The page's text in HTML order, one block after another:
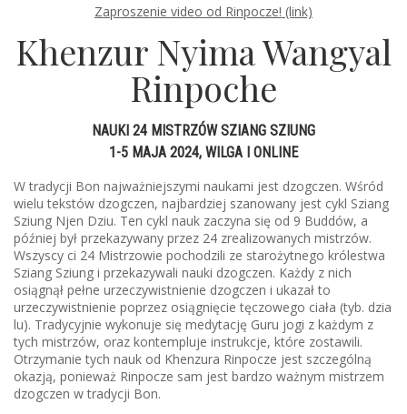
Zaproszenie video od Rinpocze! (link)
Khenzur Nyima Wangyal
Rinpoche
NAUKI 24 MISTRZÓW SZIANG SZIUNG
1-5 MAJA 2024, WILGA I ONLINE
W tradycji Bon najważniejszymi naukami jest dzogczen. Wśród
wielu tekstów dzogczen, najbardziej szanowany jest cykl Sziang
Sziung Njen Dziu. Ten cykl nauk zaczyna się od 9 Buddów, a
później był przekazywany przez 24 zrealizowanych mistrzów.
Wszyscy ci 24 Mistrzowie pochodzili ze starożytnego królestwa
Sziang Sziung i przekazywali nauki dzogczen. Każdy z nich
osiągnął pełne urzeczywistnienie dzogczen i ukazał to
urzeczywistnienie poprzez osiągnięcie tęczowego ciała (tyb. dzia
lu). Tradycyjnie wykonuje się medytację Guru jogi z każdym z
tych mistrzów, oraz kontempluje instrukcje, które zostawili.
Otrzymanie tych nauk od Khenzura Rinpocze jest szczególną
okazją, ponieważ Rinpocze sam jest bardzo ważnym mistrzem
dzogczen w tradycji Bon.